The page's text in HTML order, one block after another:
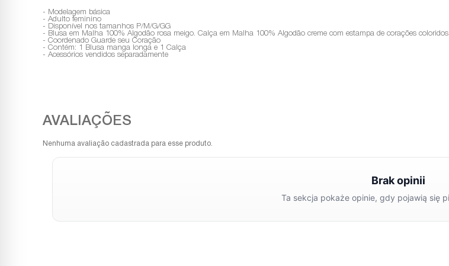
- Modelagem básica
- Adulto feminino
- Disponível nos tamanhos P/M/G/GG
- Blusa em Malha 100% Algodão rosa meigo. Calça em Malha 100% Algodão creme com estampa de corações coloridos.
- Coordenado Guarde seu Coração
- Contém: 1 Blusa manga longa e 1 Calça
- Acessórios vendidos separadamente
Nenhuma avaliação cadastrada para esse produto.